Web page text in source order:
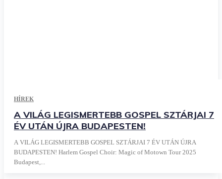
HÍREK
A VILÁG LEGISMERTEBB GOSPEL SZTÁRJAI 7
ÉV UTÁN ÚJRA BUDAPESTEN!
A VILÁG LEGISMERTEBB GOSPEL SZTÁRJAI 7 ÉV UTÁN ÚJRA
BUDAPESTEN! Harlem Gospel Choir: Magic of Motown Tour 2025
Budapest,...